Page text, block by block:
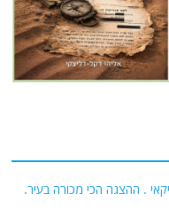
. ההצגה הכי מכורה בעיר.